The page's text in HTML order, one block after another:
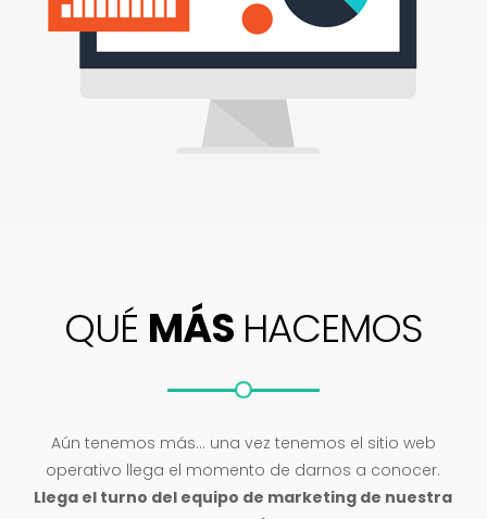
QUÉ MÁS HACEMOS
Aún tenemos más… una vez tenemos el sitio web
operativo llega el momento de darnos a conocer.
Llega el turno del equipo de marketing de nuestra